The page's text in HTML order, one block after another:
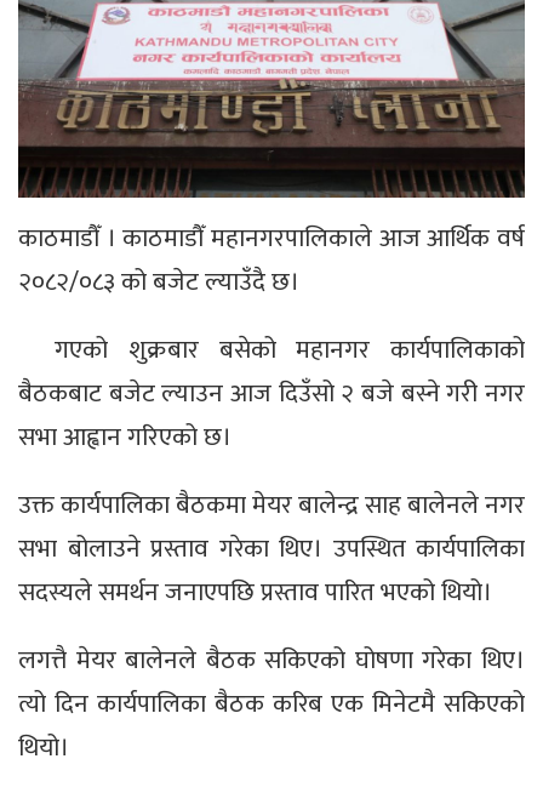
काठमाडौँ । काठमाडौँ महानगरपालिकाले आज आर्थिक वर्ष
२०८२/०८३ को बजेट ल्याउँदै छ।
गएको शुक्रबार बसेको महानगर कार्यपालिकाको
बैठकबाट बजेट ल्याउन आज दिउँसो २ बजे बस्ने गरी नगर
सभा आह्वान गरिएको छ।
उक्त कार्यपालिका बैठकमा मेयर बालेन्द्र साह बालेनले नगर
सभा बोलाउने प्रस्ताव गरेका थिए। उपस्थित कार्यपालिका
सदस्यले समर्थन जनाएपछि प्रस्ताव पारित भएको थियो।
लगत्तै मेयर बालेनले बैठक सकिएको घोषणा गरेका थिए।
त्यो दिन कार्यपालिका बैठक करिब एक मिनेटमै सकिएको
थियो।